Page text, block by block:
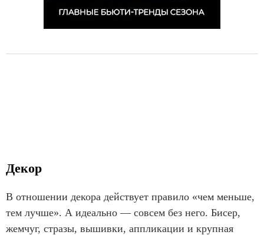
Декор
В отношении декора действует правило «чем меньше,
тем лучше». А идеально — совсем без него. Бисер,
жемчуг, стразы, вышивки, аппликации и крупная